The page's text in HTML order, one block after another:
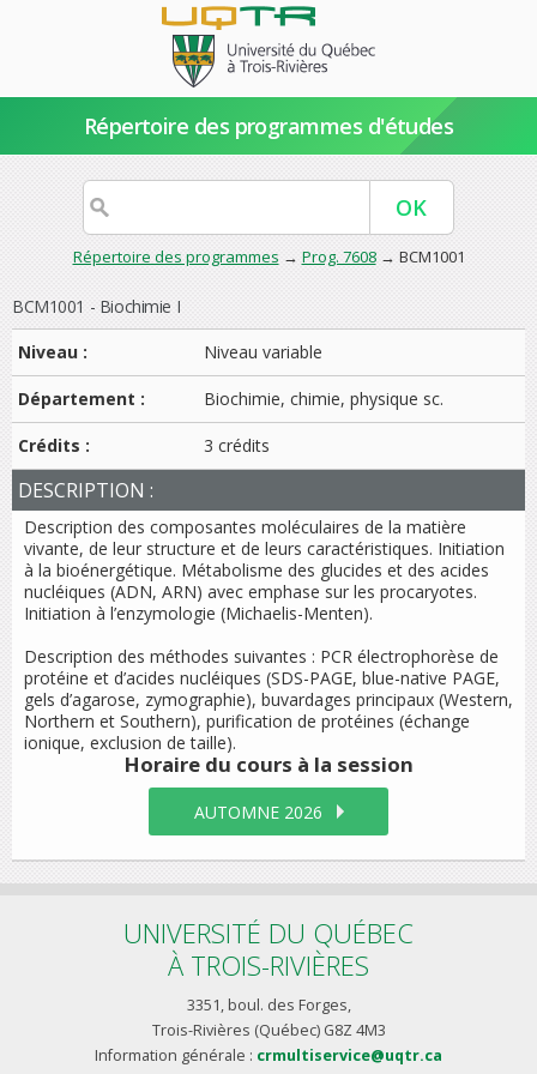
Répertoire des programmes d'études
Répertoire des programmes → Prog. 7608→ BCM1001
BCM1001 - Biochimie I
Niveau :
Niveau variable
Département : Biochimie, chimie, physique sc.
Crédits : 3 crédits
DESCRIPTION :
Description des composantes moléculaires de la matière
vivante, de leur structure et de leurs caractéristiques. Initiation
à la bioénergétique. Métabolisme des glucides et des acides
nucléiques (ADN, ARN) avec emphase sur les procaryotes.
Initiation à l’enzymologie (Michaelis-Menten).
Description des méthodes suivantes : PCR électrophorèse de
protéine et d’acides nucléiques (SDS-PAGE, blue-native PAGE,
gels d’agarose, zymographie), buvardages principaux (Western,
Northern et Southern), purification de protéines (échange
ionique, exclusion de taille).
Horaire du cours à la session
AUTOMNE 2026
UNIVERSITÉ DU QUÉBEC
À TROIS-RIVIÈRES
3351, boul. des Forges,
Trois-Rivières (Québec) G8Z 4M3
Information générale : crmultiservice@uqtr.ca